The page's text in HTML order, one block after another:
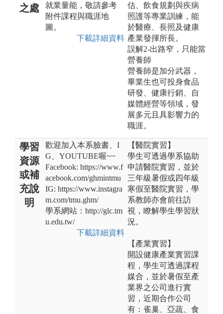
之處
就業量能，敬請參考
附件課程與職涯地
圖。
下載詳細資料
估、飲食規劃與疾病
照護等專業訓練，能
於醫療、長照及健康
產業發揮所長。
誤解2-出路窄，只能當
營養師
營養師是加分武器，
畢業生也可投身食品
研發、健康行銷、自
媒體經營等領域，發
展多元且具影響力的
職涯。
學習
資源
或補
充說
明
歡迎加入本系臉書、I
G、YOUTUBE喔~~
Facebook: https://www.f
acebook.com/ghmintmu
IG: https://www.instagra
m.com/tmu.ghm/
學系網站：http://glc.tm
u.edu.tw/
下載詳細資料
【醫院實習】
學生可透過學系協助
申請醫院實習，並於
三年級暑假或四年級
寒假至醫院實習，學
系教師亦會前往訪
視，瞭解學生學習狀
況。
【產業實習】
開設健康產業實習課
程，學生可透過課程
媒合，並於暑假至產
業界之公司進行實
習，近期合作公司
有：雀巢、亞蔬、食